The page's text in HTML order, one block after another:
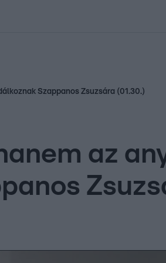
Szappanos Zsuzsára (01.30.)
az